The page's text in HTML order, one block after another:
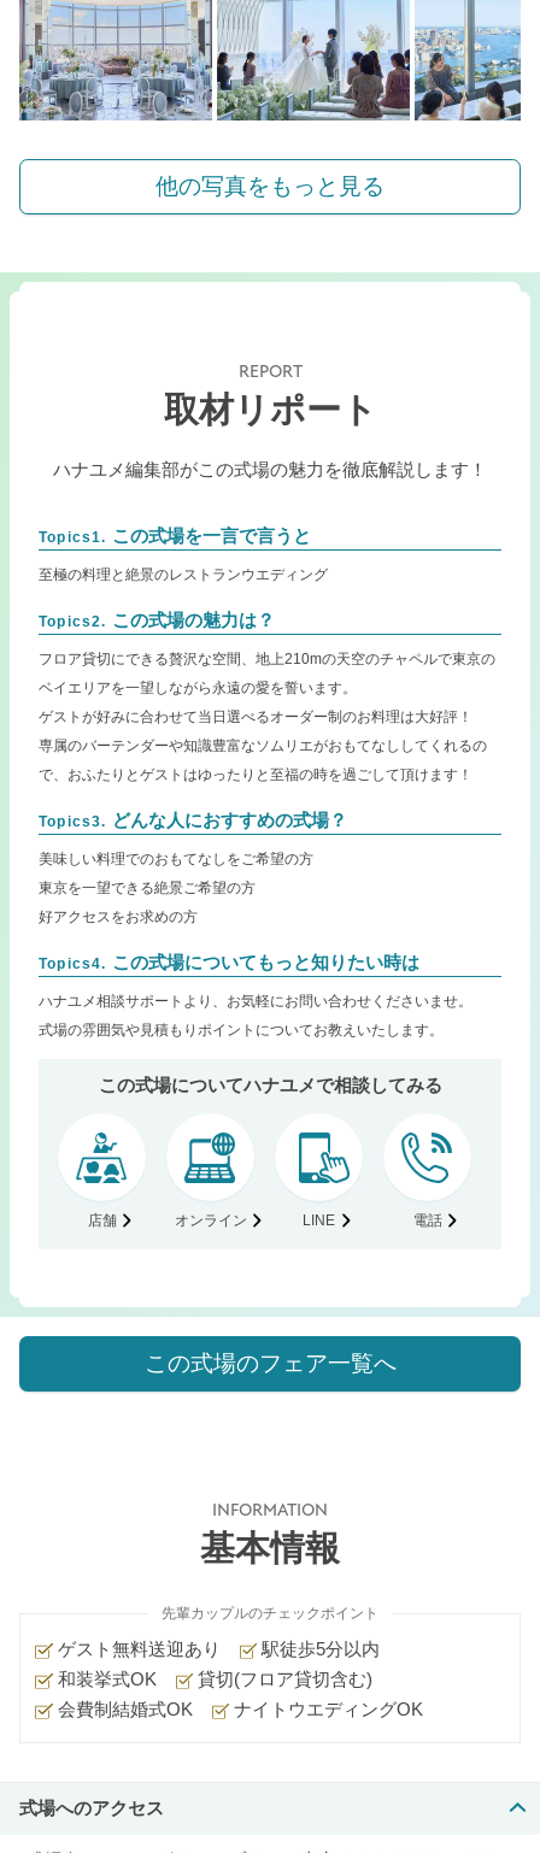
他の写真をもっと見る
REPORT
取材リポート
ハナユメ編集部がこの式場の魅力を徹底解説します！
Topics1. この式場を一言で言うと
至極の料理と絶景のレストランウエディング
Topics2. この式場の魅力は？
フロア貸切にできる贅沢な空間、地上210mの天空のチャペルで東京の
ベイエリアを一望しながら永遠の愛を誓います。
ゲストが好みに合わせて当日選べるオーダー制のお料理は大好評！
専属のバーテンダーや知識豊富なソムリエがおもてなししてくれるの
で、おふたりとゲストはゆったりと至福の時を過ごして頂けます！
Topics3. どんな人におすすめの式場？
美味しい料理でのおもてなしをご希望の方
東京を一望できる絶景ご希望の方
好アクセスをお求めの方
Topics4. この式場についてもっと知りたい時は
ハナユメ相談サポートより、お気軽にお問い合わせくださいませ。
式場の雰囲気や見積もりポイントについてお教えいたします。
この式場についてハナユメで相談してみる
店舗 オンライン LINE 電話
この式場のフェア一覧へ
INFORMATION
基本情報
先輩カップルのチェックポイント
ゲスト無料送迎あり
駅徒歩5分以内
和装挙式OK
貸切(フロア貸切含む)
会費制結婚式OK
ナイトウエディングOK
式場へのアクセス